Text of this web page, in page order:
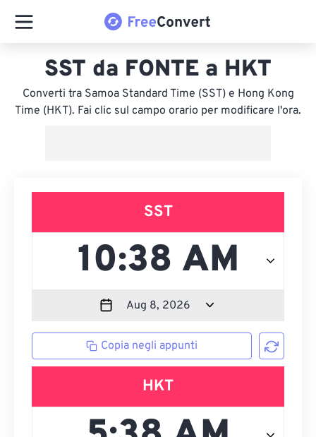
SST da FONTE a HKT
Converti tra Samoa Standard Time (SST) e Hong Kong
Time (HKT). Fai clic sul campo orario per modificare l'ora.
SST
Copia negli appunti
HKT